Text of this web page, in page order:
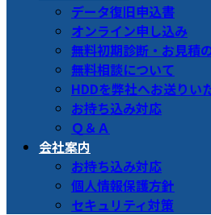
データ復旧申込書
オンライン申し込み
無料初期診断・お見積
無料相談について
HDDを弊社へお送りい
お持ち込み対応
Ｑ＆Ａ
会社案内
お持ち込み対応
個人情報保護方針
セキュリティ対策